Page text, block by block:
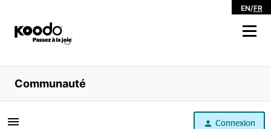
EN/FR
Magasiner
Libre service
Communauté
Connexion